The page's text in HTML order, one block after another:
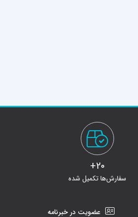
20+
سفارش‌ها تکمیل شده
عضویت در خبرنامه